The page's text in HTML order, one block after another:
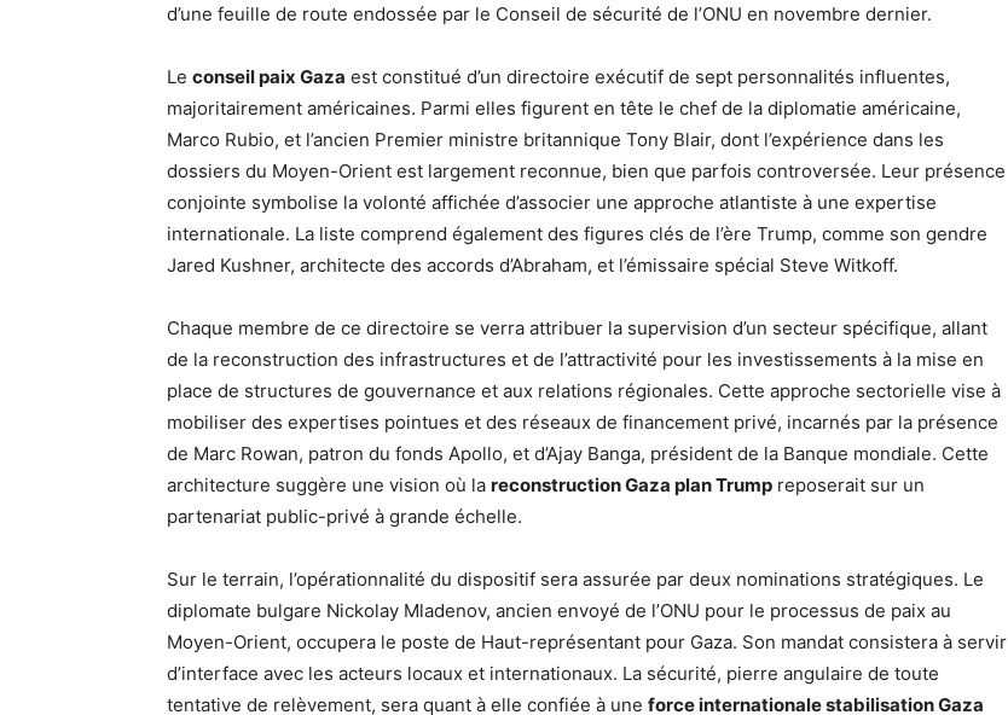
d’une feuille de route endossée par le Conseil de sécurité de l’ONU en novembre dernier.
Le conseil paix Gaza est constitué d’un directoire exécutif de sept personnalités influentes,
majoritairement américaines. Parmi elles figurent en tête le chef de la diplomatie américaine,
Marco Rubio, et l’ancien Premier ministre britannique Tony Blair, dont l’expérience dans les
dossiers du Moyen-Orient est largement reconnue, bien que parfois controversée. Leur présence
conjointe symbolise la volonté affichée d’associer une approche atlantiste à une expertise
internationale. La liste comprend également des figures clés de l’ère Trump, comme son gendre
Jared Kushner, architecte des accords d’Abraham, et l’émissaire spécial Steve Witkoff.
Chaque membre de ce directoire se verra attribuer la supervision d’un secteur spécifique, allant
de la reconstruction des infrastructures et de l’attractivité pour les investissements à la mise en
place de structures de gouvernance et aux relations régionales. Cette approche sectorielle vise à
mobiliser des expertises pointues et des réseaux de financement privé, incarnés par la présence
de Marc Rowan, patron du fonds Apollo, et d’Ajay Banga, président de la Banque mondiale. Cette
architecture suggère une vision où la reconstruction Gaza plan Trump reposerait sur un
partenariat public-privé à grande échelle.
Sur le terrain, l’opérationnalité du dispositif sera assurée par deux nominations stratégiques. Le
diplomate bulgare Nickolay Mladenov, ancien envoyé de l’ONU pour le processus de paix au
Moyen-Orient, occupera le poste de Haut-représentant pour Gaza. Son mandat consistera à servir
d’interface avec les acteurs locaux et internationaux. La sécurité, pierre angulaire de toute
tentative de relèvement, sera quant à elle confiée à une force internationale stabilisation Gaza